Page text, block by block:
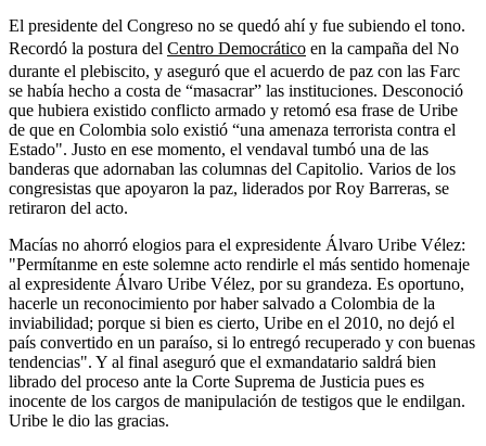
El presidente del Congreso no se quedó ahí y fue subiendo el tono.
Recordó la postura del Centro Democrático en la campaña del No
durante el plebiscito, y aseguró que el acuerdo de paz con las Farc
se había hecho a costa de “masacrar” las instituciones. Desconoció
que hubiera existido conflicto armado y retomó esa frase de Uribe
de que en Colombia solo existió “una amenaza terrorista contra el
Estado". Justo en ese momento, el vendaval tumbó una de las
banderas que adornaban las columnas del Capitolio. Varios de los
congresistas que apoyaron la paz, liderados por Roy Barreras, se
retiraron del acto.
Macías no ahorró elogios para el expresidente Álvaro Uribe Vélez:
"Permítanme en este solemne acto rendirle el más sentido homenaje
al expresidente Álvaro Uribe Vélez, por su grandeza. Es oportuno,
hacerle un reconocimiento por haber salvado a Colombia de la
inviabilidad; porque si bien es cierto, Uribe en el 2010, no dejó el
país convertido en un paraíso, si lo entregó recuperado y con buenas
tendencias". Y al final aseguró que el exmandatario saldrá bien
librado del proceso ante la Corte Suprema de Justicia pues es
inocente de los cargos de manipulación de testigos que le endilgan.
Uribe le dio las gracias.